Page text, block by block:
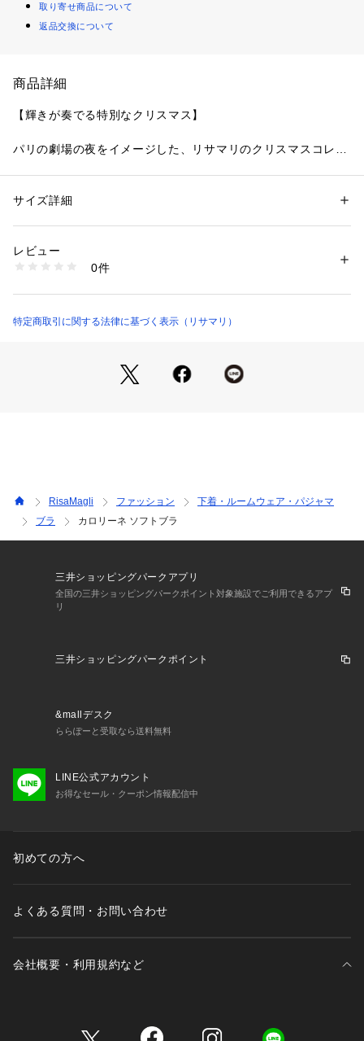
取り寄せ商品について
返品交換について
商品詳細
【輝きが奏でる特別なクリスマス】
パリの劇場の夜をイメージした、リサマリのクリスマスコレク
レースは、まるで優美なドレスをまとっているような豪華さに
レースの刺しゅうをほんのりと透かして立体的な印象をプラ
ス。全体に刺しゅうしたラメ糸の輝きが、クリスマスの特別な
を演出。カラーはワントーンでまとめて輝きを引き立たせた、
日常のふとしたたたずまいも、美しいものへと変えてしまうよ
うなアイテムになれますように。ワンランク上の美しさを演出
崩れの心配もないため、旅行にも使い勝手がよくプレゼントに
も使いやすいアイテムです。
ワイヤー入りのブラジャーとイメージが変わらないデザインで
をお楽しみいただけます。
＜こんな方におすすめです＞
ワイヤーが苦手な方や生理中にお胸が張りやすい方などおうち
＜サイズ＞
L：バスト 86～94cm（おすすめブラサイズ：B75・C75・D7
0・D75・E70・F65）
小さい方
性別：レディース
素材：ナイロン・ポリエステル・ポリウレタン
商品番号：
N05-59283 （ショップ）
サイズ詳細
レビュー
0件
特定商取引に関する法律に基づく表示（リサマリ）
RisaMagli ファッション
下着・ルームウェア・パジャマ
ブラ
カロリーネ ソフトブラ
三井ショッピングパークアプリ
全国の三井ショッピングパークポイント対象施設でご利用できるアプ
リ
三井ショッピングパークポイント
&mallデスク
ららぽーと受取なら送料無料
LINE公式アカウント
お得なセール・クーポン情報配信中
初めての方へ
よくある質問・お問い合わせ
会社概要・利用規約など